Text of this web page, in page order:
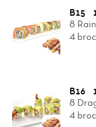
B15
8
4
B16
8
4